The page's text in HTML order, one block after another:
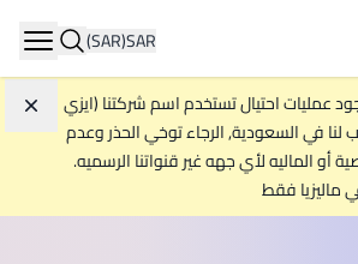
SAR
(SAR)
عمليات احتيال تستخدم اسم شركتنا (ايزي
في السعودية, الرجاء توخي الحذر وعدم
أو الماليه لأي جهه غير قنواتنا الرسميه.
ماليزيا فقط